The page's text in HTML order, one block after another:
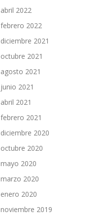
abril 2022
febrero 2022
diciembre 2021
octubre 2021
agosto 2021
junio 2021
abril 2021
febrero 2021
diciembre 2020
octubre 2020
mayo 2020
marzo 2020
enero 2020
noviembre 2019